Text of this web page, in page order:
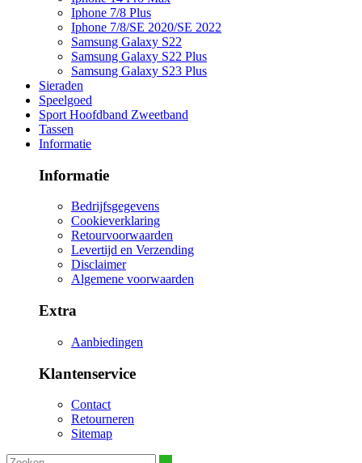
Iphone 7/8 Plus
Iphone 7/8/SE 2020/SE 2022
Samsung Galaxy S22
Samsung Galaxy S22 Plus
Samsung Galaxy S23 Plus
Sieraden
Speelgoed
Sport Hoofdband Zweetband
Tassen
Informatie
Informatie
Bedrijfsgegevens
Cookieverklaring
Retourvoorwaarden
Levertijd en Verzending
Disclaimer
Algemene voorwaarden
Extra
Aanbiedingen
Klantenservice
Contact
Retourneren
Sitemap